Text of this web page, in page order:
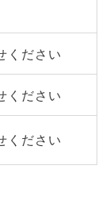
ください
ください
ください